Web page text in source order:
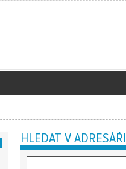
HLEDAT V ADRESÁŘI